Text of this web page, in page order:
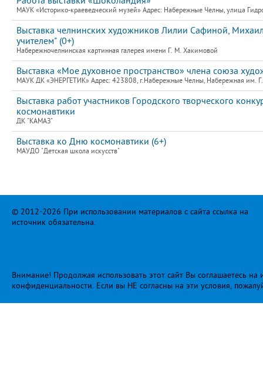
МАУК «Историко-краеведческий музей» Адрес: Набережные Челны, улица
Выставка челнинских художников Лилии Сафиной,
учителем" (0+)
Набережночелнинская картинная галерея имени Г. М. Хакимовой
Выставка «Мое духовное пространство» члена союза
МАУК ДК «ЭНЕРГЕТИК» Адрес: 423808, г.Набережные Челны, Набережная им.
Выставка работ участников Городского творческого
космонавтики
ДК "КАМАЗ"
Выставка ко Дню космонавтики (6+)
МАУДО "Детская школа искусств"
© 2012-2026 При использовании материалов с сайта ссылка на
источник обязательна.
Внимание! Продолжая использовать этот сайт Вы соглашаетесь
конфиденциальности. Если вы НЕ согласны на эти условия,